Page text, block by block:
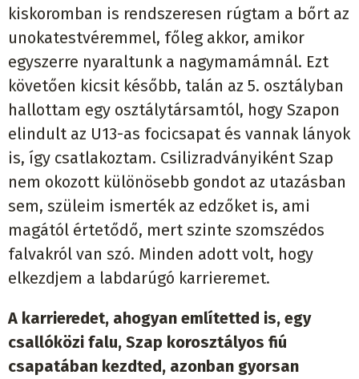
kiskoromban is rendszeresen rúgtam a bőrt az
unokatestvéremmel, főleg akkor, amikor
egyszerre nyaraltunk a nagymamámnál. Ezt
követően kicsit később, talán az 5. osztályban
hallottam egy osztálytársamtól, hogy Szapon
elindult az U13-as focicsapat és vannak lányok
is, így csatlakoztam. Csilizradványiként Szap
nem okozott különösebb gondot az utazásban
sem, szüleim ismerték az edzőket is, ami
magától értetődő, mert szinte szomszédos
falvakról van szó. Minden adott volt, hogy
elkezdjem a labdarúgó karrieremet.
A karrieredet, ahogyan említetted is, egy
csallóközi falu, Szap korosztályos fiú
csapatában kezdted, azonban gyorsan